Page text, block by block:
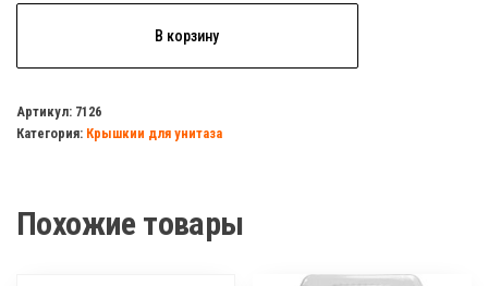
Уклад
СУ
В корзину
Артикул: 7126
Категория: Крышкии для унитаза
Похожие товары